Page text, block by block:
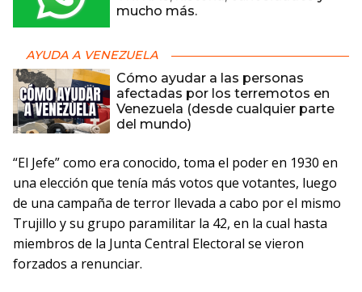
mucho más.
AYUDA A VENEZUELA
Cómo ayudar a las personas
afectadas por los terremotos en
Venezuela (desde cualquier parte
del mundo)
“El Jefe” como era conocido, toma el poder en 1930 en
una elección que tenía más votos que votantes, luego
de una campaña de terror llevada a cabo por el mismo
Trujillo y su grupo paramilitar la 42, en la cual hasta
miembros de la Junta Central Electoral se vieron
forzados a renunciar.